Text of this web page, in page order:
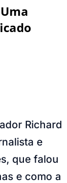
Richard
e
que falou
e como a